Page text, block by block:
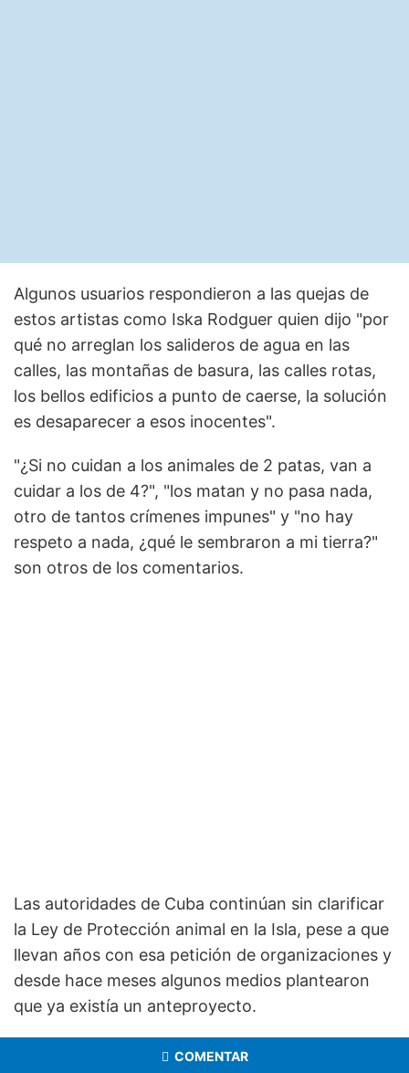
Algunos usuarios respondieron a las quejas de
estos artistas como Iska Rodguer quien dijo "por
qué no arreglan los salideros de agua en las
calles, las montañas de basura, las calles rotas,
los bellos edificios a punto de caerse, la solución
es desaparecer a esos inocentes".
"¿Si no cuidan a los animales de 2 patas, van a
cuidar a los de 4?", "los matan y no pasa nada,
otro de tantos crímenes impunes" y "no hay
respeto a nada, ¿qué le sembraron a mi tierra?"
son otros de los comentarios.
Las autoridades de Cuba continúan sin clarificar
la Ley de Protección animal en la Isla, pese a que
llevan años con esa petición de organizaciones y
desde hace meses algunos medios plantearon
que ya existía un anteproyecto.
COMENTAR